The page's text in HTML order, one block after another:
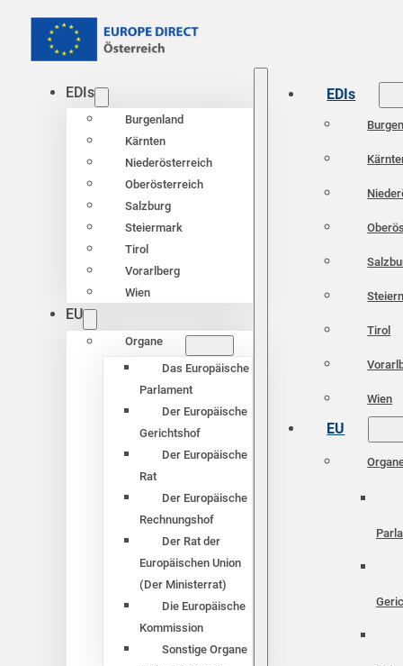
EDIs
Burgenland
Kärnten
Niederösterreich
Oberösterreich
Salzburg
Steiermark
Tirol
Vorarlberg
Wien
EU
Organe
Das Europäische
Parlament
Der Europäische
Gerichtshof
Der Europäische
Rat
Der Europäische
Rechnungshof
Der Rat der
Europäischen Union
(Der Ministerrat)
Die Europäische
Kommission
Sonstige Organe
EDIs
Tirol
Wien
EU